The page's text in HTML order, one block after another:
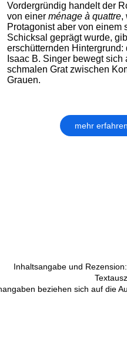
Vordergründig handelt der
von einer ménage à quattre,
Protagonist aber von einem
Schicksal geprägt wurde,
erschütternden Hintergrund:
Isaac B. Singer bewegt sich
schmalen Grat zwischen
Grauen.
mehr erfahren
Inhaltsangabe und
beziehen sich auf die